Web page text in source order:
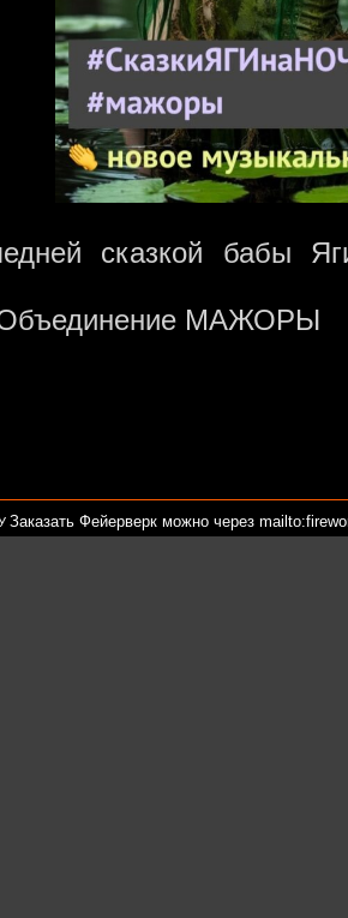
сказкой бабы
Объединение МАЖОРЫ
Заказать Фейерверк можно через